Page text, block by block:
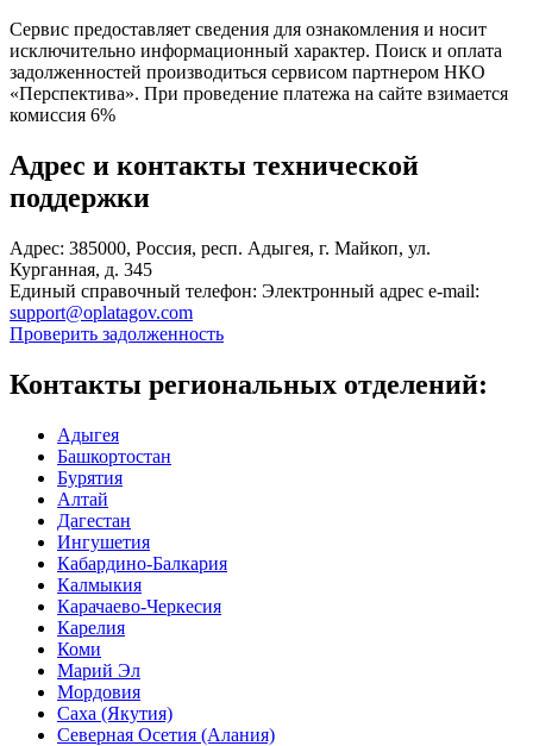
Сервис предоставляет сведения для ознакомления и носит
исключительно информационный характер. Поиск и оплата
задолженностей производиться сервисом партнером НКО
«Перспектива». При проведение платежа на сайте взимается
комиссия 6%
Адрес и контакты технической
поддержки
Адрес: 385000, Россия, респ. Адыгея, г. Майкоп, ул.
Курганная, д. 345
Единый справочный телефон: Электронный адрес e-mail:
support@oplatagov.com
Проверить задолженность
Контакты региональных отделений:
Адыгея
Башкортостан
Бурятия
Алтай
Дагестан
Ингушетия
Кабардино-Балкария
Калмыкия
Карачаево-Черкесия
Карелия
Коми
Марий Эл
Мордовия
Саха (Якутия)
Северная Осетия (Алания)